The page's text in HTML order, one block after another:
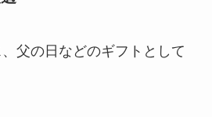
父の日などのギフトとして